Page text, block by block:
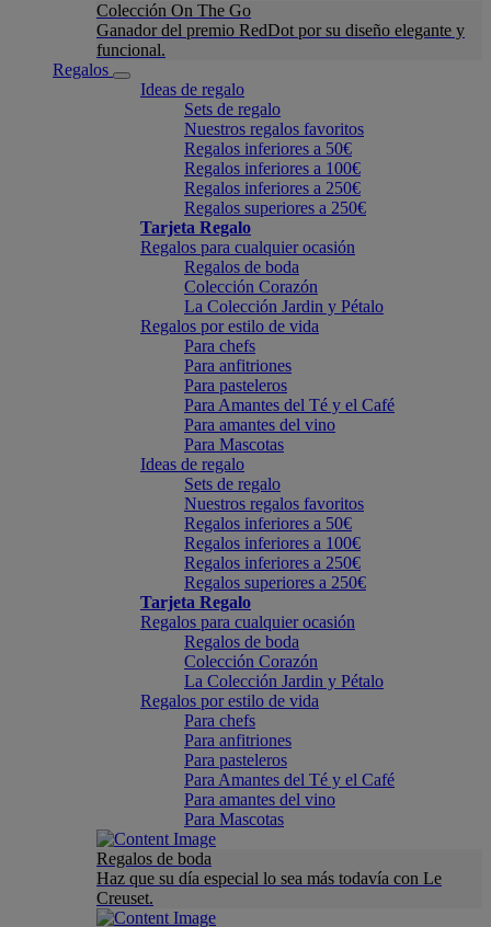
Colección On The Go
Ganador del premio RedDot por su diseño elegante y
funcional.
Regalos
Ideas de regalo
Sets de regalo
Nuestros regalos favoritos
Regalos inferiores a 50€
Regalos inferiores a 100€
Regalos inferiores a 250€
Regalos superiores a 250€
Tarjeta Regalo
Regalos para cualquier ocasión
Regalos de boda
Colección Corazón
La Colección Jardin y Pétalo
Regalos por estilo de vida
Para chefs
Para anfitriones
Para pasteleros
Para Amantes del Té y el Café
Para amantes del vino
Para Mascotas
Ideas de regalo
Sets de regalo
Nuestros regalos favoritos
Regalos inferiores a 50€
Regalos inferiores a 100€
Regalos inferiores a 250€
Regalos superiores a 250€
Tarjeta Regalo
Regalos para cualquier ocasión
Regalos de boda
Colección Corazón
La Colección Jardin y Pétalo
Regalos por estilo de vida
Para chefs
Para anfitriones
Para pasteleros
Para Amantes del Té y el Café
Para amantes del vino
Para Mascotas
Regalos de boda
Haz que su día especial lo sea más todavía con Le
Creuset.